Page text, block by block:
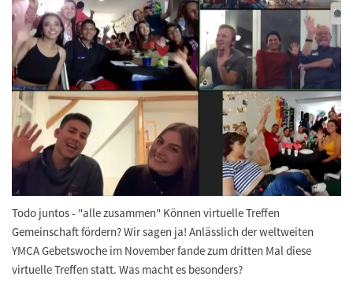
Todo juntos - "alle zusammen" Können virtuelle Treffen
Gemeinschaft fördern? Wir sagen ja! Anlässlich der weltweiten
YMCA Gebetswoche im November fande zum dritten Mal diese
virtuelle Treffen statt. Was macht es besonders?